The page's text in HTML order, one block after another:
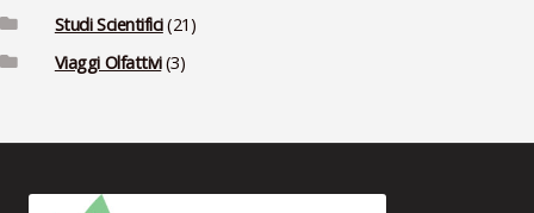
Studi Scientifici(21)
Viaggi Olfattivi(3)